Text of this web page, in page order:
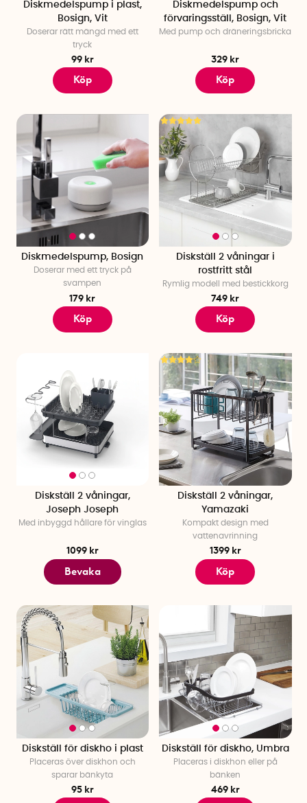
Diskmedelspump i plast,
Bosign, Vit
Doserar rätt mängd med ett
tryck
99 kr
Köp
Diskmedelspump och
förvaringsställ, Bosign, Vit
Med pump och dräneringsbricka
329 kr
Köp
Diskmedelspump, Bosign
Doserar med ett tryck på
svampen
179 kr
Köp
Diskställ 2 våningar i
rostfritt stål
Rymlig modell med bestickkorg
749 kr
Köp
Diskställ 2 våningar,
Joseph Joseph
Med inbyggd hållare för vinglas
1099 kr
Bevaka
Diskställ 2 våningar,
Yamazaki
Kompakt design med
vattenavrinning
1399 kr
Köp
Diskställ för diskho i plast
Placeras över diskhon och
sparar bänkyta
95 kr
Diskställ för diskho, Umbra
Placeras i diskhon eller på
bänken
469 kr